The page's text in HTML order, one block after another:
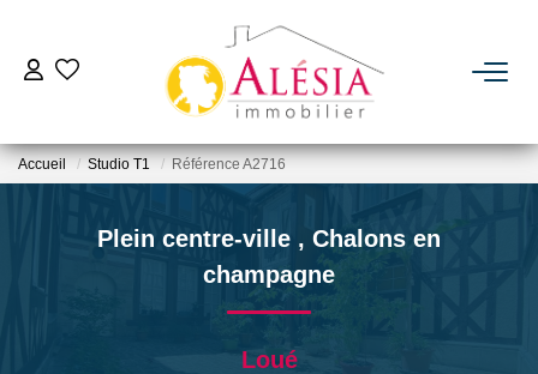
ACHETER
LOUER
BIENS VENDUS / LOUÉS
Accueil Studio T1 Référence A2716
Plein centre-ville , Chalons en
champagne
Loué